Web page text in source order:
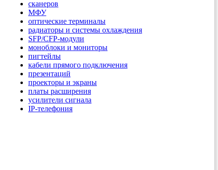
сканеров
МФУ
оптические терминалы
радиаторы и системы охлаждения
SFP/CFP-модули
моноблоки и мониторы
пигтейлы
кабели прямого подключения
презентаций
проекторы и экраны
платы расширения
усилители сигнала
IP-телефония